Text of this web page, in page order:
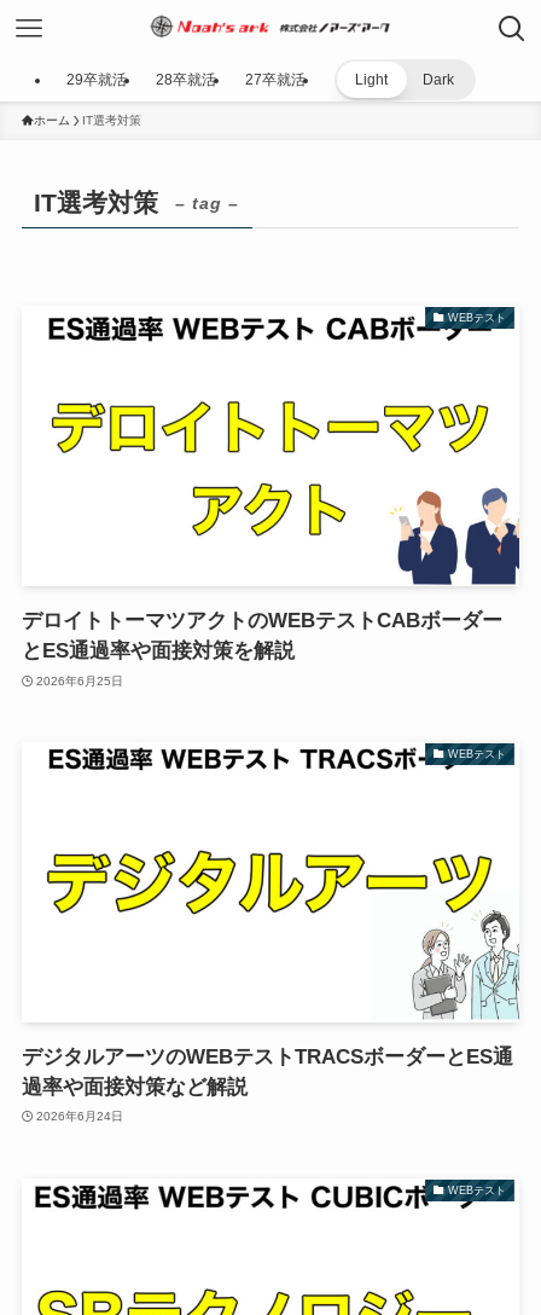
29卒就活 28卒就活 27卒就活 Light Dark
ホーム IT選考対策
IT選考対策 – tag –
WEBテスト
デロイトトーマツアクトのWEBテストCABボーダー
とES通過率や面接対策を解説
2026年6月25日
WEBテスト
デジタルアーツのWEBテストTRACSボーダーとES通
過率や面接対策など解説
2026年6月24日
WEBテスト